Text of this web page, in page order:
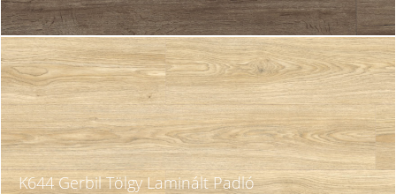
K644 Gerbil Tölgy Laminált Padló